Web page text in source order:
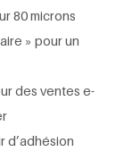
80 microns
» pour un
des ventes e-
d’adhésion